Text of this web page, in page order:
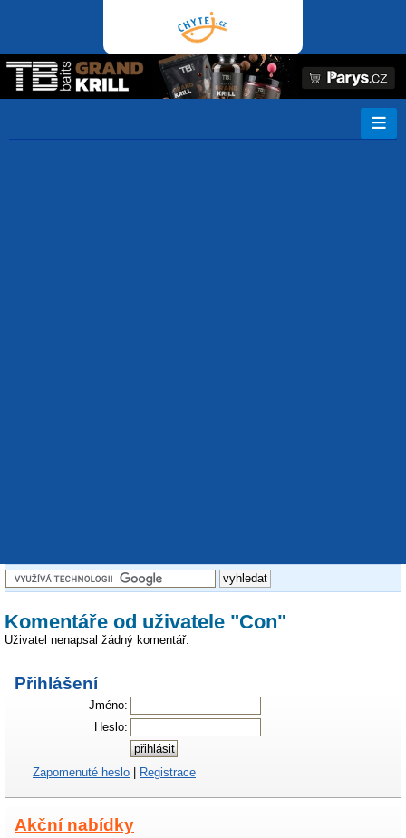
Komentáře od uživatele "Con"
Uživatel nenapsal žádný komentář.
Přihlášení
Jméno:
Heslo:
Zapomenuté heslo Registrace
Akční nabídky